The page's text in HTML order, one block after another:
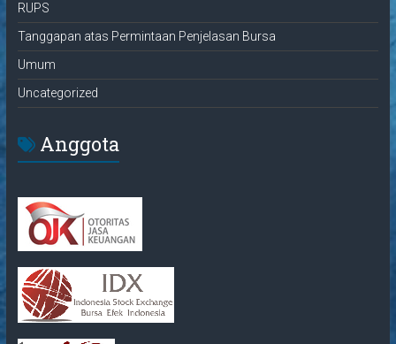
RUPS
Tanggapan atas Permintaan Penjelasan Bursa
Umum
Uncategorized
Anggota